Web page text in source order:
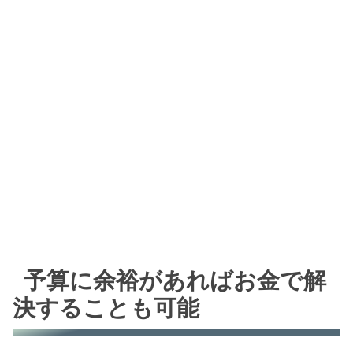
予算に余裕があればお金で解
決することも可能